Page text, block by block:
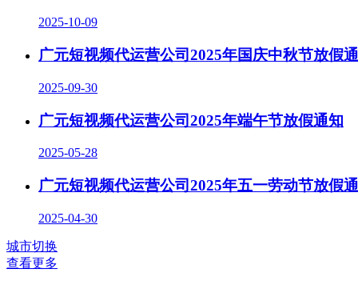
2025-10-09
广元短视频代运营公司2025年国庆中秋节放假
2025-09-30
广元短视频代运营公司2025年端午节放假通知
2025-05-28
广元短视频代运营公司2025年五一劳动节放假
2025-04-30
城市切换
查看更多